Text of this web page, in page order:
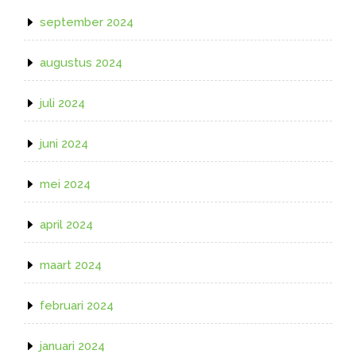
september 2024
augustus 2024
juli 2024
juni 2024
mei 2024
april 2024
maart 2024
februari 2024
januari 2024